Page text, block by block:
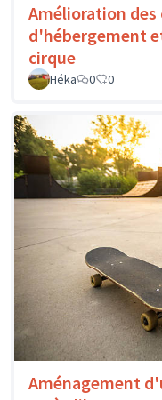
Amélioration
d'hébergement
cirque
Héka 0 0
Aménagement